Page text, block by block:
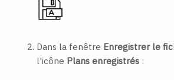
Dans la fenêtre Enregistrer le
l'icône Plans enregistrés :